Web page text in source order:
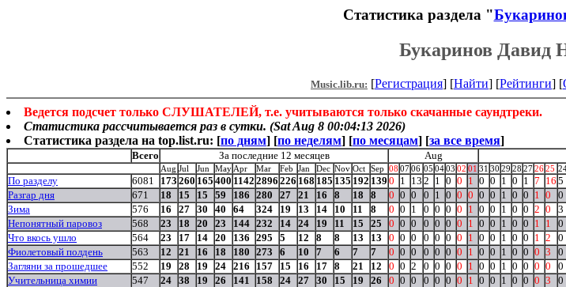
Статистика раздела "
Букаринов Давид
Music.lib.ru: [Регистрация] [Найти] [Рейтинги] [
Ведется подсчет только СЛУШАТЕЛЕЙ, т.е. учитываются только скачанные саундтреки.
Статистика рассчитывается раз в сутки. (Sat Aug 8 00:04:13 2026)
Статистика раздела на top.list.ru: [по дням] [по неделям] [по месяцам] [за все время]
Всего За последние 12 месяцев Aug
Aug Jul Jun May Apr Mar Feb Jan Dec Nov Oct Sep 08 0706 05 0403 02 01 31 30 29 28 272625
По разделу 6081 173 260 165 400 1142 2896 226 168 185 135 192 139 0 1 13 2 1 0 0 1 0 0 1 0 1 7 16 5
Разгар дня
671 18 15 15 59 186 280 27 21 16 8 18 8 0 0 0 0 1 0 0 0 0 0 1 0 0 1 0 0
Зима
576 16 27 30 40 64 324 19 13 14 10 11 8 0 0 1 0 0 0 0 1 0 0 1 0 0 2 0 3
Непонятный паровоз
568 23 18 20 23 144 232 14 24 19 11 15 25 0 0 0 0 0 0 0 1 0 0 1 0 0 1 1 0
Что вкось ушло
564 23 17 14 20 136 295 5 12 8 8 13 13 0 0 0 0 0 0 0 1 0 0 1 0 0 1 2 0
Фиолетовый полдень
563 12 21 16 18 180 273 6 10 7 6 7 7 0 0 0 0 0 0 0 1 0 0 1 0 0 0 3 0
Загляни за прошедшее
552 19 28 19 24 216 157 15 16 17 8 21 12 0 0 2 0 0 0 0 1 0 0 1 0 0 0 0 0
Учительница химии
547 24 38 19 26 141 158 24 27 30 15 19 26 0 0 0 0 0 0 0 1 0 0 1 0 0 0 3 0